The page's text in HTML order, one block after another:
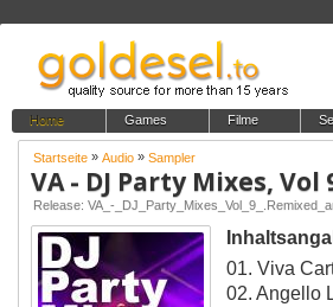
Home Games Filme
Startseite » Audio » Sampler
Release: VA_-
01. Viva
02. Angello